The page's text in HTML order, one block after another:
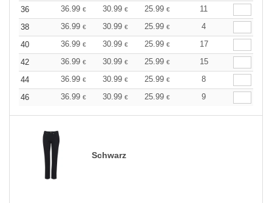
36
36.99 € 30.99 € 25.99 €
11
38
36.99 € 30.99 € 25.99 €
4
40
36.99 € 30.99 € 25.99 €
17
42
36.99 € 30.99 € 25.99 €
15
44
36.99 € 30.99 € 25.99 €
8
46
36.99 € 30.99 € 25.99 € 9
Schwarz